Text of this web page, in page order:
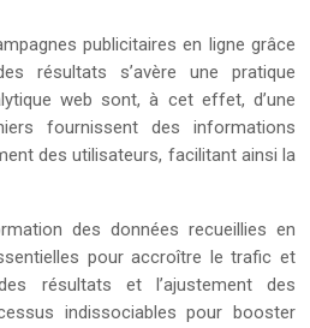
publicitaires en ligne grâce
résultats s’avère une pratique
web sont, à cet effet, d’une
fournissent des informations
des utilisateurs, facilitant ainsi la
des données recueillies en
pour accroître le trafic et
des résultats et l’ajustement des
indissociables pour booster